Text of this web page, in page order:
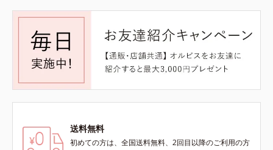
送料無料
初めての方は、全国送料無料、2回目以降のご利用の方